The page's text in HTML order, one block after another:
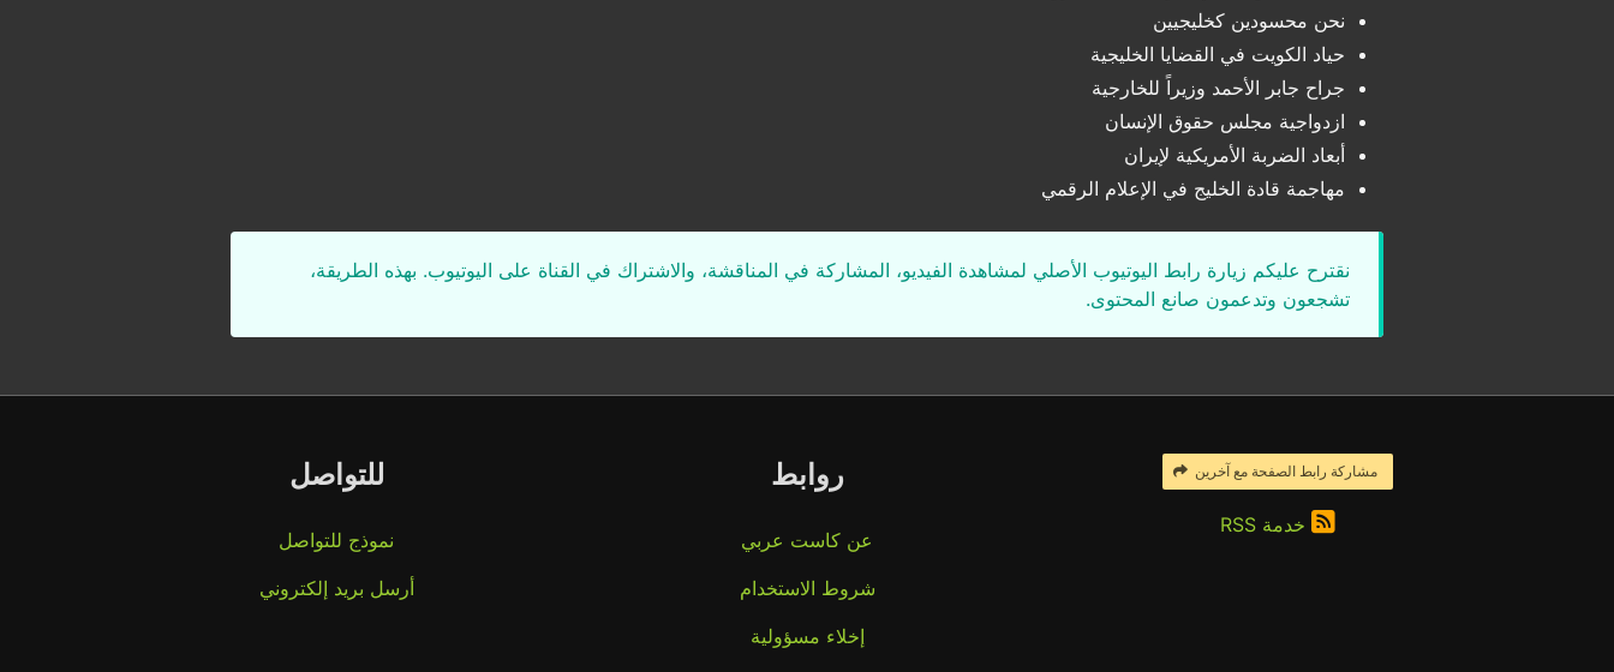
نحن محسودين كخليجيين
حياد الكويت في القضايا الخليجية
جراح جابر الأحمد وزيراً للخارجية
ازدواجية مجلس حقوق الإنسان
أبعاد الضربة الأمريكية لإيران
مهاجمة قادة الخليج في الإعلام الرقمي
نقترح عليكم زيارة رابط اليوتيوب الأصلي لمشاهدة الفيديو، المشاركة في المناقشة، والاشتراك في القناة على اليوتيوب. بهذه الطريقة،
تشجعون وتدعمون صانع المحتوى.
مشاركة رابط الصفحة مع آخرين
خدمة RSS
روابط
عن كاست عربي
شروط الاستخدام
إخلاء مسؤولية
للتواصل
نموذج للتواصل
أرسل بريد إلكتروني